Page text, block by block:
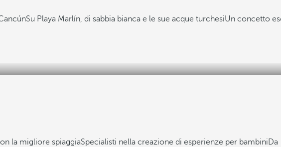
Su Playa Marlín, di sabbia bianca e le sue acque turchesiUn concetto
la migliore spiaggiaSpecialisti nella creazione di esperienze per bambiniDa